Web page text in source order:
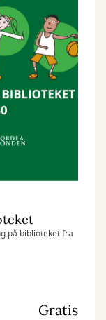
på biblioteket fra
Gratis